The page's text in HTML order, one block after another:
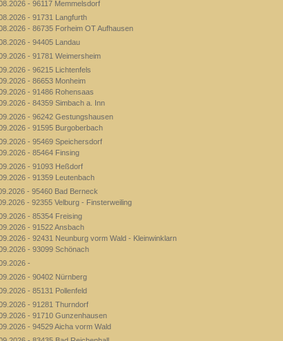
- 96117 Memmelsdorf
- 91731 Langfurth
- 86735 Forheim OT Aufhausen
- 94405 Landau
- 91781 Weimersheim
- 96215 Lichtenfels
- 86653 Monheim
- 91486 Rohensaas
- 84359 Simbach a. Inn
- 96242 Gestungshausen
- 91595 Burgoberbach
- 95469 Speichersdorf
- 85464 Finsing
- 91093 Heßdorf
- 91359 Leutenbach
- 95460 Bad Berneck
- 92355 Velburg - Finsterweiling
- 85354 Freising
- 91522 Ansbach
- 92431 Neunburg vorm Wald - Kleinwinklarn
- 93099 Schönach
-
- 90402 Nürnberg
- 85131 Pollenfeld
- 91281 Thurndorf
- 91710 Gunzenhausen
- 94529 Aicha vorm Wald